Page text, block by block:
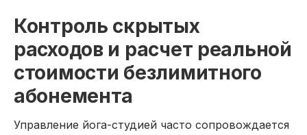
Контроль скрытых
расходов и расчет реальной
стоимости безлимитного
абонемента
Управление йога-студией часто сопровождается